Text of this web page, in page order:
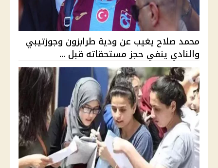
محمد صلاح يغيب عن ودية طرابزون وجوزتيبي
والنادي ينفي حجز مستحقاته قبل ...